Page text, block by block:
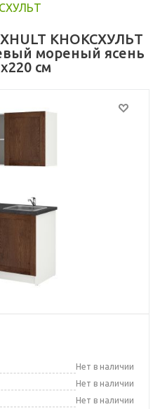
КНОКСХУЛЬТ
мореный ясень
см
Нет в наличии
Нет в наличии
Нет в наличии